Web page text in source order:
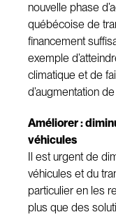
nouvelle phase
québécoise de
financement
exemple
climatique et de
d’augmentation
Améliorer :
véhicules
Il est urgent de
véhicules et du
particulier en les
plus que des